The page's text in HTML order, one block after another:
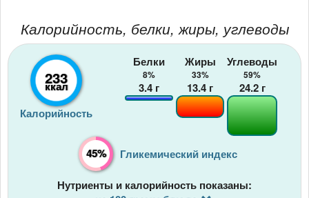
Калорийность, белки, жиры, углеводы
233
ккал
Калорийность
Белки
8%
3.4 г
Жиры
33%
13.4 г
Углеводы
59%
24.2г
45% Гликемический индекс
Нутриенты и калорийность показаны: